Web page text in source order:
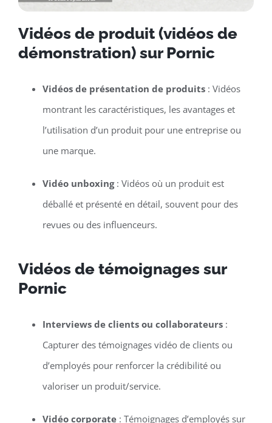
Vidéos de produit (vidéos de
démonstration) sur Pornic
Vidéos de présentation de produits: Vidéos
montrant les caractéristiques, les avantages et
l’utilisation d’un produit pour une entreprise ou
une marque.
Vidéo unboxing: Vidéos où un produit est
déballé et présenté en détail, souvent pour des
revues ou des influenceurs.
Vidéos de témoignages sur
Pornic
Interviews de clients ou collaborateurs:
Capturer des témoignages vidéo de clients ou
d’employés pour renforcer la crédibilité ou
valoriser un produit/service.
Vidéo corporate: Témoignages d’employés sur